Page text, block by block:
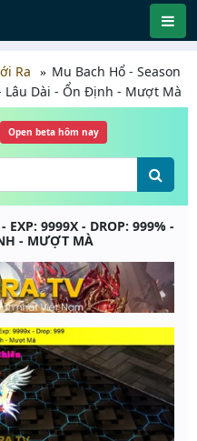
Ra
Mu Bach Hổ - Season
Lâu Dài - Ổn Định - Mượt Mà
Open beta hôm nay
EXP: 9999X - DROP: 999% -
- MƯỢT MÀ